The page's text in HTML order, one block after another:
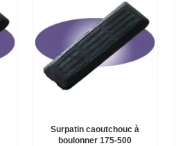
Surpatin caoutchouc à
boulonner 175-500